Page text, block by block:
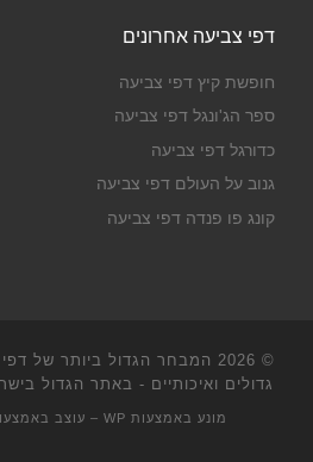
דפי צביעה אחרונים
חופשת קיץ דפי צביעה
ספר הג'ונגל דפי צביעה
כדורגל דפי צביעה
גנוב על העולם דפי צביעה
קונג פו פנדה דפי צביעה
© 2026
המבחר הגדול ביותר של דפי
גדולים ואיכותיים - באתר הגדול
מונע באמצעות WP – עוצב